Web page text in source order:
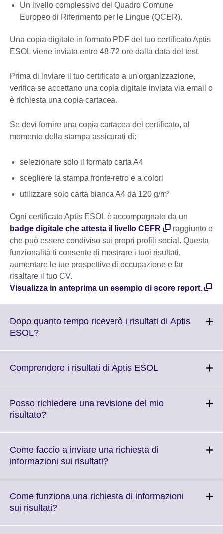
Un livello complessivo del Quadro Comune
Europeo di Riferimento per le Lingue (QCER).
Una copia digitale in formato PDF del tuo certificato Aptis
ESOL viene inviata entro 48-72 ore dalla data del test.
Prima di inviare il tuo certificato a un'organizzazione,
verifica se accettano una copia digitale inviata via email o
è richiesta una copia cartacea.
Se devi fornire una copia cartacea del certificato, al
momento della stampa assicurati di:
selezionare solo il formato carta A4
scegliere la stampa fronte-retro e a colori
utilizzare solo carta bianca A4 da 120 g/m²
Ogni certificato Aptis ESOL è accompagnato da un
badge digitale che attesta il livello CEFR
raggiunto e
che può essere condiviso sui propri profili social. Questa
funzionalità ti consente di mostrare i tuoi risultati,
aumentare le tue prospettive di occupazione e far
risaltare il tuo CV.
Visualizza in anteprima un esempio di score report.
Dopo quanto tempo riceverò i risultati di Aptis
ESOL?Click
More
Comprendere i risultati di Aptis ESOLClick
More
Posso richiedere una revisione del mio
risultato?Click
More
information
Come faccio a inviare una richiesta di
informazioni sui risultati?Click
More
Come funziona una richiesta di informazioni
sui risultati?Click